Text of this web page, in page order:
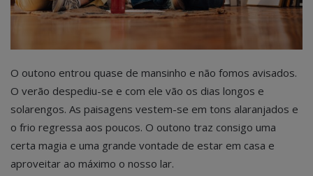
O outono entrou quase de mansinho e não fomos avisados.
O verão despediu-se e com ele vão os dias longos e
solarengos. As paisagens vestem-se em tons alaranjados e
o frio regressa aos poucos. O outono traz consigo uma
certa magia e uma grande vontade de estar em casa e
aproveitar ao máximo o nosso lar.